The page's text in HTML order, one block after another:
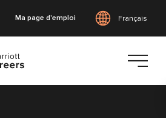
Ma page d'emploi Français